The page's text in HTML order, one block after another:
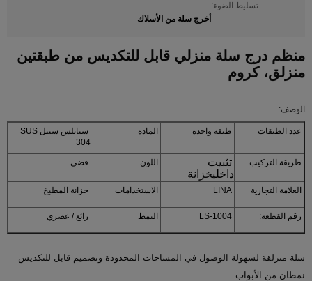
تسليط الضوء:
أخرج سلة من الأسلاك
منظم درج سلة منزلي قابل للتكديس من طبقتين
منزلق، كروم
الوصف:
عدد الطبقات طبقة واحدة المادة
ستانلس ستيل SUS
304
طريقة التركيب
تثبيت
داخليخزانة
اللون فضي
العلامة التجارية الاستخدامات خزانة المطبخ
رقم القطعة: النمط رائع / عصري
سلة منزلقة لسهولة الوصول في المساحات المحدودة وتصميم قابل للتكديس
نمطان من الأبواب.